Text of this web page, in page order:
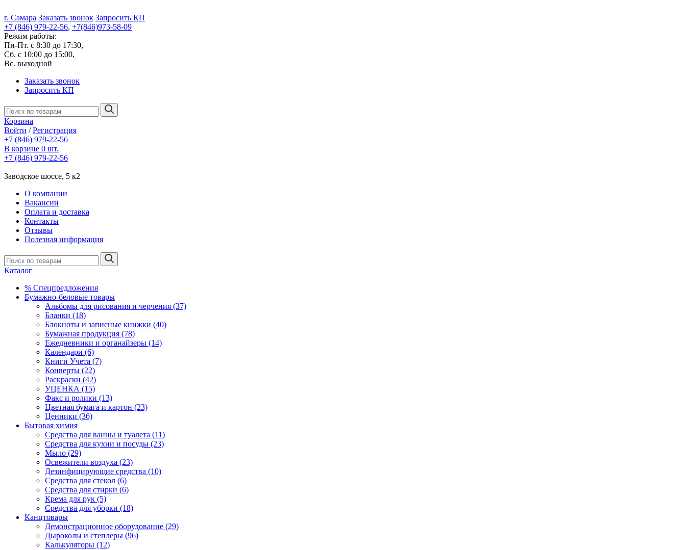
г. Самара Заказать звонок Запросить КП
+7 (846) 979-22-56, +7(846)973-58-09
Режим работы:
Пн-Пт. с 8:30 до 17:30,
Сб. с 10:00 до 15:00,
Вс. выходной
Заказать звонок
Запросить КП
Корзина
Войти /Регистрация
+7 (846) 979-22-56
В корзине 0 шт.
+7 (846) 979-22-56
Заводское шоссе, 5 к2
О компании
Вакансии
Оплата и доставка
Контакты
Отзывы
Полезная информация
Каталог
% Спецпредложения
Бумажно-беловые товары
Альбомы для рисования и черчения (37)
Бланки (18)
Блокноты и записные книжки (40)
Бумажная продукция (78)
Ежедневники и органайзеры (14)
Календари (6)
Книги Учета (7)
Конверты (22)
Раскраски (42)
УЦЕНКА (15)
Факс и ролики (13)
Цветная бумага и картон (23)
Ценники (36)
Бытовая химия
Средства для ванны и туалета (11)
Средства для кухни и посуды (23)
Мыло (29)
Освежители воздуха (23)
Дезинфицирующие средства (10)
Средства для стекол (6)
Средства для стирки (6)
Крема для рук (5)
Средства для уборки (18)
Канцтовары
Демонстрационное оборудование (29)
Дыроколы и степлеры (96)
Калькуляторы (12)